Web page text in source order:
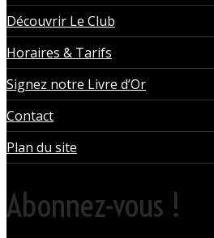
Découvrir Le Club
Horaires & Tarifs
Signez notre Livre d’Or
Contact
Plan du site
Abonnez-vous !